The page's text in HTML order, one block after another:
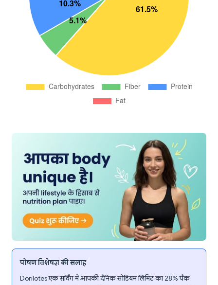
पोषण विशेषज्ञ की सलाह
Dorilotes एक सर्विंग में आपकी दैनिक सोडियम लिमिट का 28% पैक